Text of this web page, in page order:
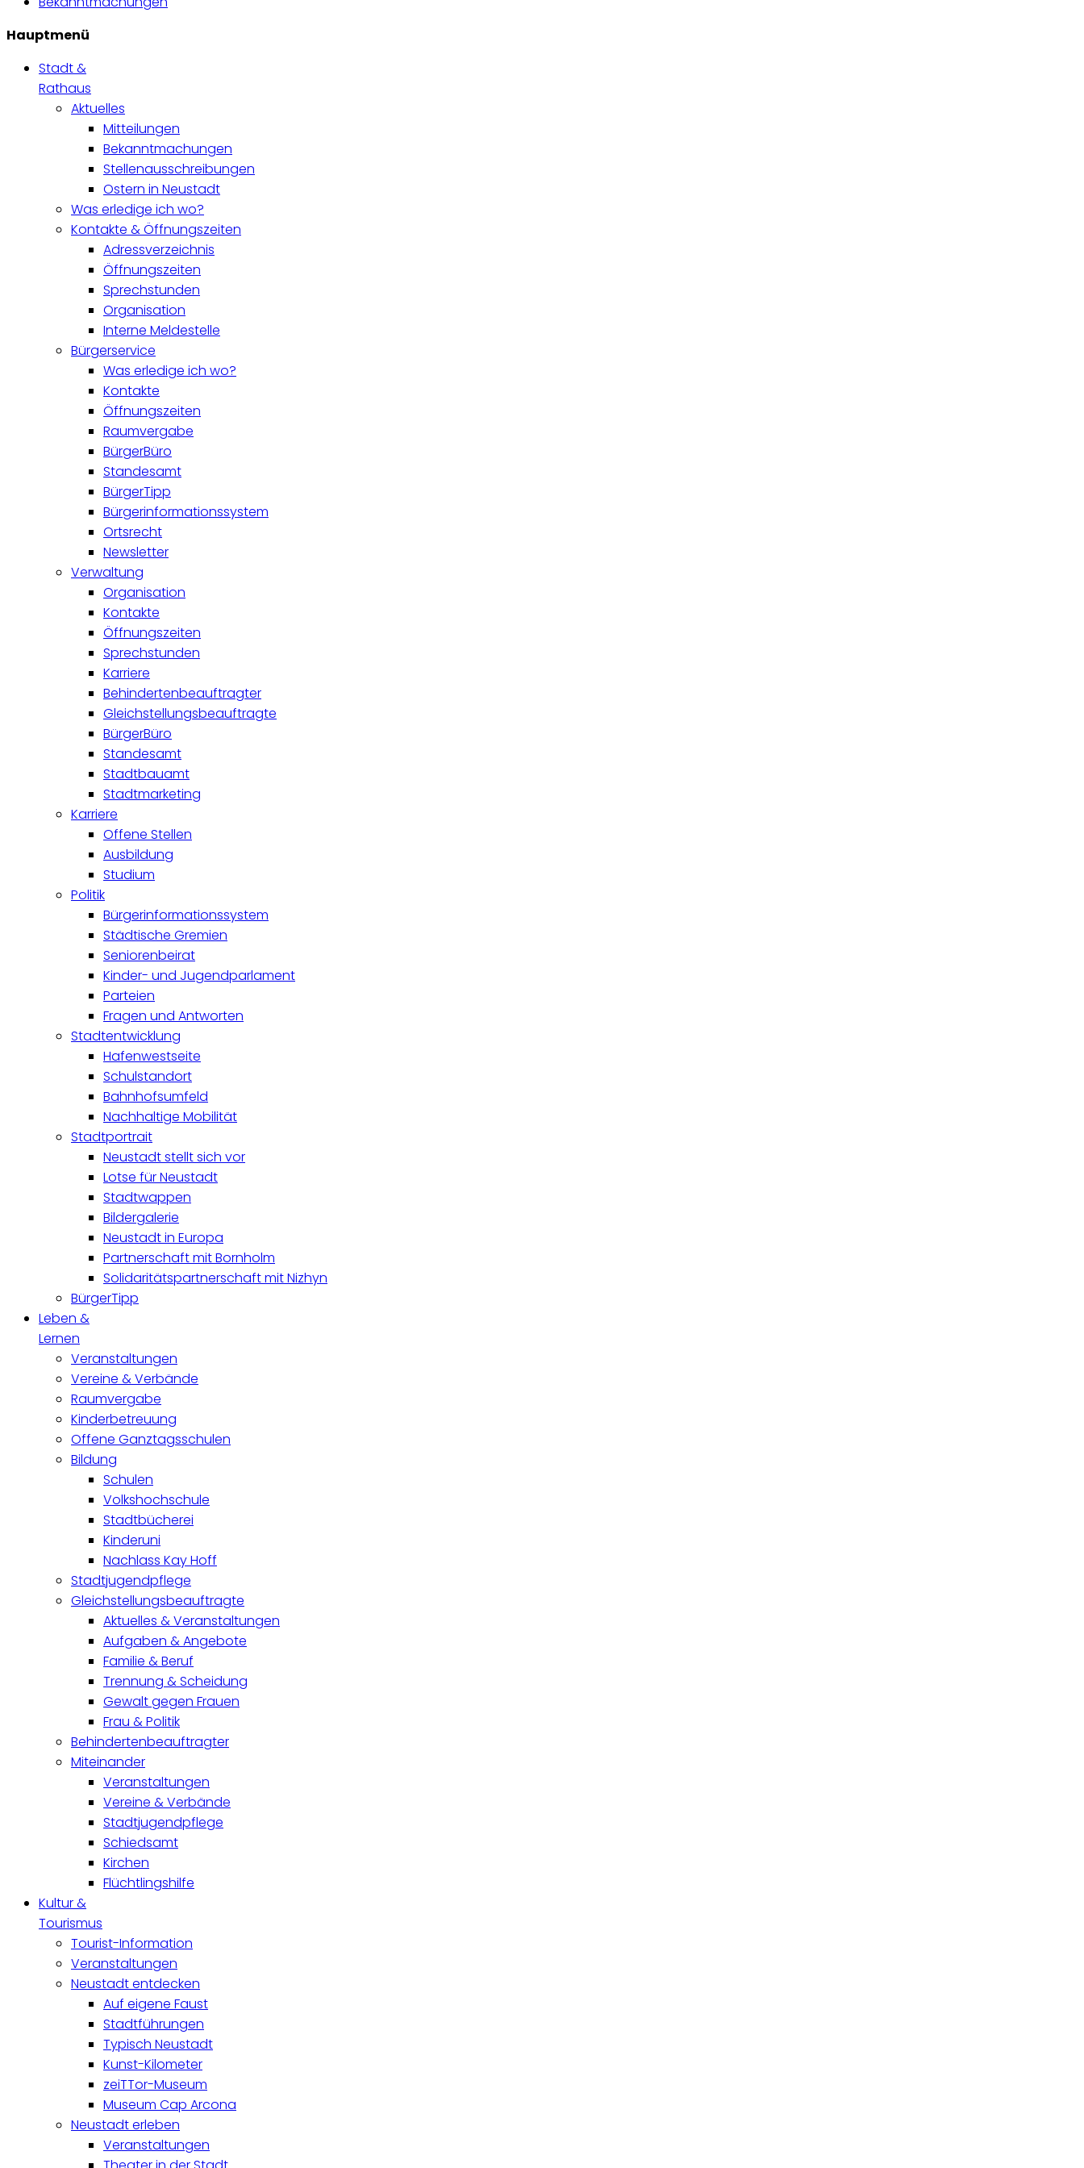
Hauptmenü
Stadt &
Rathaus
Aktuelles
Mitteilungen
Bekanntmachungen
Stellenausschreibungen
Ostern in Neustadt
Was erledige ich wo?
Kontakte & Öffnungszeiten
Adressverzeichnis
Öffnungszeiten
Sprechstunden
Organisation
Interne Meldestelle
Bürgerservice
Was erledige ich wo?
Kontakte
Öffnungszeiten
Raumvergabe
BürgerBüro
Standesamt
BürgerTipp
Bürgerinformationssystem
Ortsrecht
Newsletter
Verwaltung
Organisation
Kontakte
Öffnungszeiten
Sprechstunden
Karriere
Behindertenbeauftragter
Gleichstellungsbeauftragte
BürgerBüro
Standesamt
Stadtbauamt
Stadtmarketing
Karriere
Offene Stellen
Ausbildung
Studium
Politik
Bürgerinformationssystem
Städtische Gremien
Seniorenbeirat
Kinder- und Jugendparlament
Parteien
Fragen und Antworten
Stadtentwicklung
Hafenwestseite
Schulstandort
Bahnhofsumfeld
Nachhaltige Mobilität
Stadtportrait
Neustadt stellt sich vor
Lotse für Neustadt
Stadtwappen
Bildergalerie
Neustadt in Europa
Partnerschaft mit Bornholm
Solidaritätspartnerschaft mit Nizhyn
BürgerTipp
Leben &
Lernen
Veranstaltungen
Vereine & Verbände
Raumvergabe
Kinderbetreuung
Offene Ganztagsschulen
Bildung
Schulen
Volkshochschule
Stadtbücherei
Kinderuni
Nachlass Kay Hoff
Stadtjugendpflege
Gleichstellungsbeauftragte
Aktuelles & Veranstaltungen
Aufgaben & Angebote
Familie & Beruf
Trennung & Scheidung
Gewalt gegen Frauen
Frau & Politik
Behindertenbeauftragter
Miteinander
Veranstaltungen
Vereine & Verbände
Stadtjugendpflege
Schiedsamt
Kirchen
Flüchtlingshilfe
Kultur &
Tourismus
Tourist-Information
Veranstaltungen
Neustadt entdecken
Auf eigene Faust
Stadtführungen
Typisch Neustadt
Kunst-Kilometer
zeiTTor-Museum
Museum Cap Arcona
Neustadt erleben
Veranstaltungen